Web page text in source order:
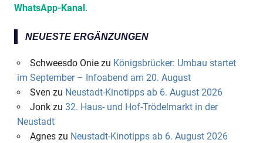
WhatsApp-Kanal .
NEUESTE ERGÄNZUNGEN
Schweesdo Oniezu Königsbrücker: Umbau startet
im September – Infoabend am 20. August
Sven zu Neustadt-Kinotipps ab 6. August 2026
Jonkzu 32. Haus- und Hof-Trödelmarkt in der
Neustadt
Agneszu Neustadt-Kinotipps ab 6. August 2026